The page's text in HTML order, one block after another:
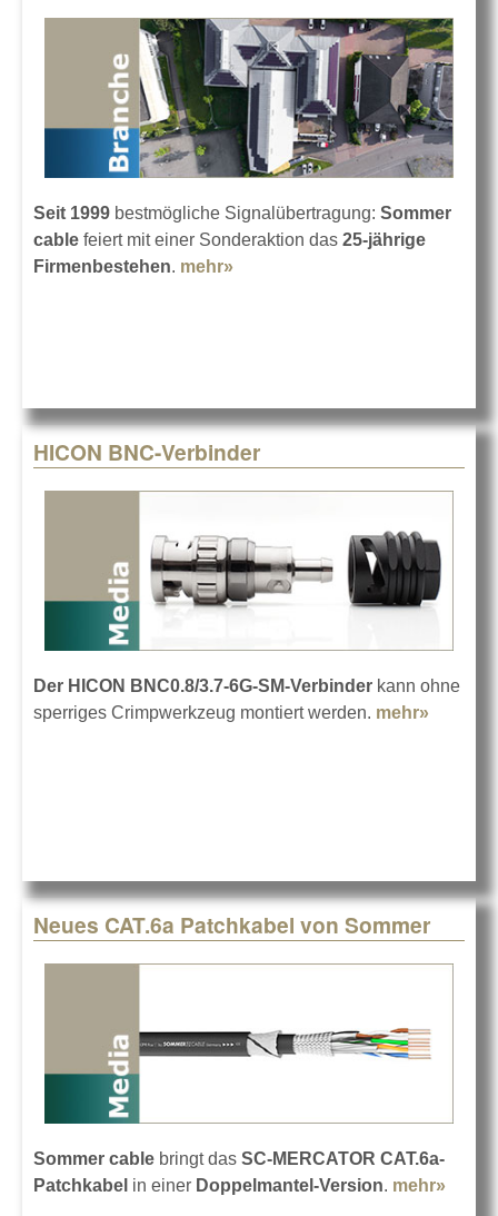
Seit 1999 bestmögliche Signalübertragung: Sommer
cable feiert mit einer Sonderaktion das 25-jährige
Firmenbestehen. mehr»
HICON BNC-Verbinder
Der HICON BNC0.8/3.7-6G-SM-Verbinder kann ohne
sperriges Crimpwerkzeug montiert werden. mehr»
Neues CAT.6a Patchkabel von Sommer
Sommer cable bringt das SC-MERCATOR CAT.6a-
Patchkabel in einer Doppelmantel-Version. mehr»